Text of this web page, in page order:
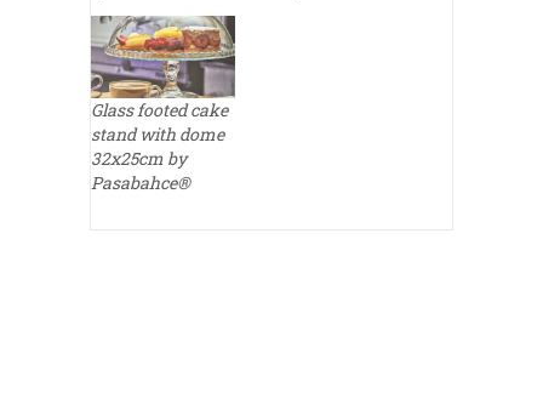
Glass footed cake
stand with dome
32x25cm by
Pasabahce®